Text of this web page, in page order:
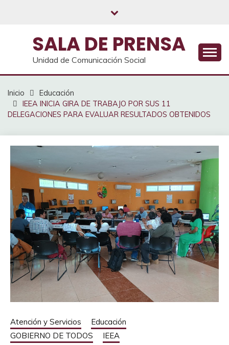
SALA DE PRENSA
Unidad de Comunicación Social
Inicio
Educación
IEEA INICIA GIRA DE TRABAJO POR SUS 11
DELEGACIONES PARA EVALUAR RESULTADOS OBTENIDOS
Atención y Servicios
Educación
GOBIERNO DE TODOS
IEEA